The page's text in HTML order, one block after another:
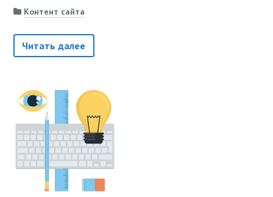
Контент сайта
Читать далее